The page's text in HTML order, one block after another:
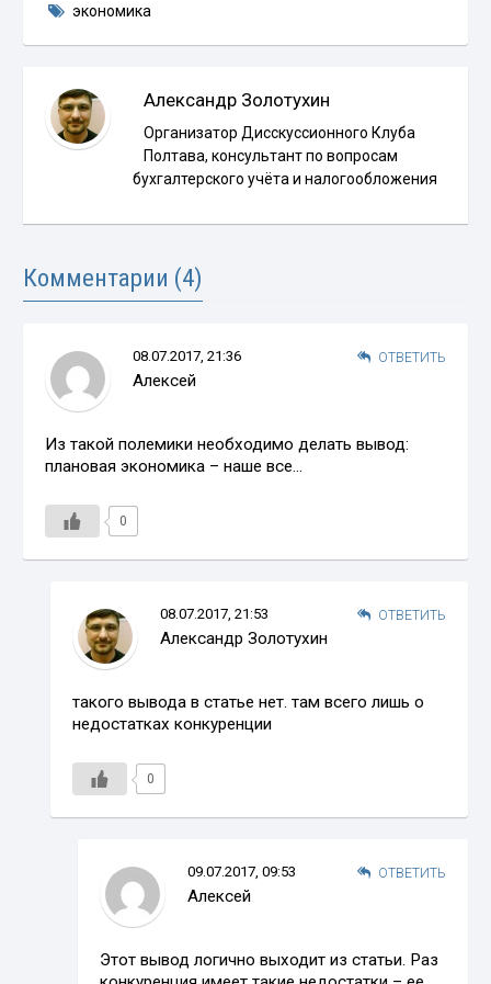
экономика
Александр Золотухин
Организатор Дисскуссионного Клуба
Полтава, консультант по вопросам
бухгалтерского учёта и налогообложения
Комментарии (4)
ОТВЕТИТЬ
08.07.2017, 21:36
Алексей
Из такой полемики необходимо делать вывод:
плановая экономика – наше все…
0
ОТВЕТИТЬ
08.07.2017, 21:53
Александр Золотухин
такого вывода в статье нет. там всего лишь о
недостатках конкуренции
0
ОТВЕТИТЬ
09.07.2017, 09:53
Алексей
Этот вывод логично выходит из статьи. Раз